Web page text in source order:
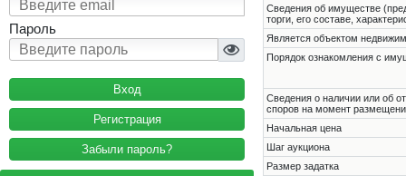
Пароль
Регистрация
Забыли пароль?
Cведения об имуществе
торги, его составе,
Является объектом
Порядок ознакомления с
Cведения о наличии или об
споров на момент
Начальная цена
Шаг аукциона
Размер задатка